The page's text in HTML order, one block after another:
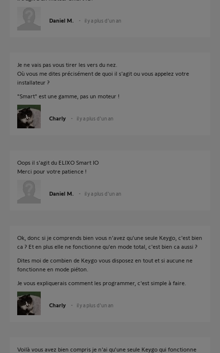
Daniel M. il y a plus d'un an
Je ne vais pas vous tirer les vers du nez.
Où vous me dites précisément de quoi il s'agit ou vous appelez votre
installateur ?
"Smart" est une gamme, pas un moteur !
Charly il y a plus d'un an
Oops il s'agit du ELIXO Smart IO
Merci pour votre patience !
Daniel M. il y a plus d'un an
Ok, donc si je comprends bien vous n'avez qu'une seule Keygo, c'est bien
ca ? Et en plus elle ne fonctionne qu'en mode total, c'est bien ca aussi ?
Dites moi de combien de Keygo vous disposez en tout et si aucune ne
fonctionne en mode piéton.
Je vous expliquerais comment les programmer, c'est simple à faire.
Charly il y a plus d'un an
Voilà vous avez bien compris je n'ai qu'une seule Keygo qui fonctionne